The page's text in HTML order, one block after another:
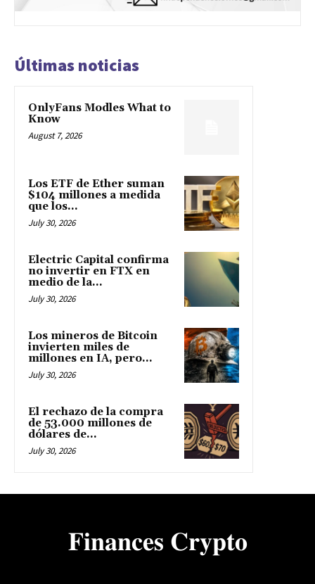
Últimas noticias
OnlyFans Modles What to
Know
August 7, 2026
Los ETF de Ether suman
$104 millones a medida
que los...
July 30, 2026
Electric Capital confirma
no invertir en FTX en
medio de la...
July 30, 2026
Los mineros de Bitcoin
invierten miles de
millones en IA, pero...
July 30, 2026
El rechazo de la compra
de 53.000 millones de
dólares de...
July 30, 2026
𝐅𝐢𝐧𝐚𝐧𝐜𝐞𝐬 𝐂𝐫𝐲𝐩𝐭𝐨